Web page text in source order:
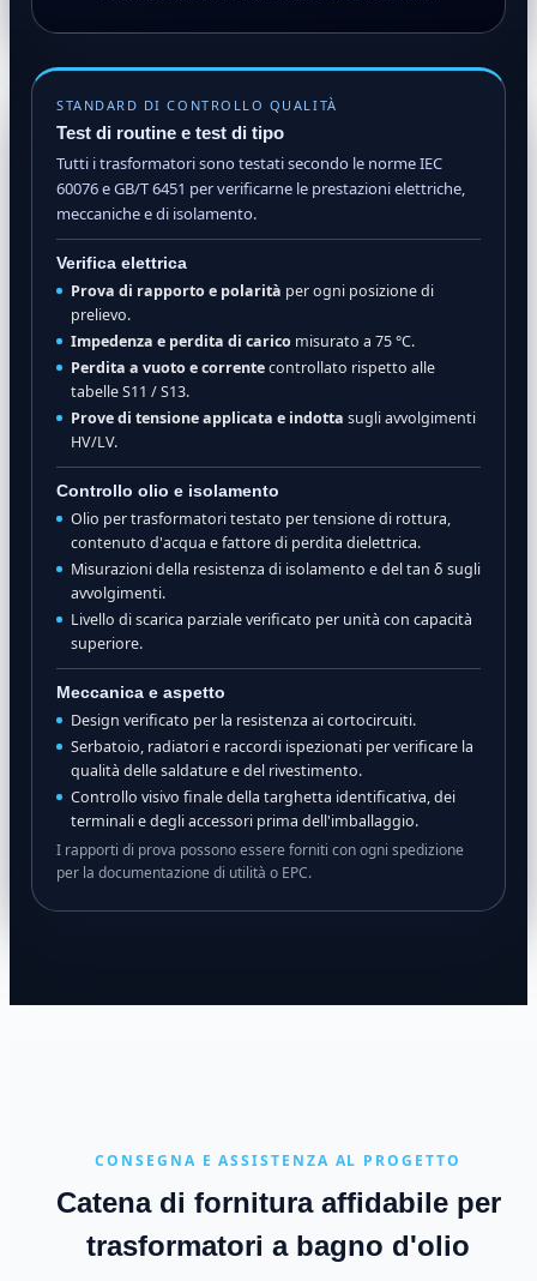
STANDARD DI CONTROLLO QUALITÀ
Test di routine e test di tipo
Tutti i trasformatori sono testati secondo le norme IEC
60076 e GB/T 6451 per verificarne le prestazioni elettriche,
meccaniche e di isolamento.
Verifica elettrica
Prova di rapporto e polarità per ogni posizione di
prelievo.
Impedenza e perdita di carico misurato a 75 °C.
Perdita a vuoto e correntecontrollato rispetto alle
tabelle S11 / S13.
Prove di tensione applicata e indotta sugli avvolgimenti
HV/LV.
Controllo olio e isolamento
Olio per trasformatori testato per tensione di rottura,
contenuto d'acqua e fattore di perdita dielettrica.
Misurazioni della resistenza di isolamento e del tan δ sugli
avvolgimenti.
Livello di scarica parziale verificato per unità con capacità
superiore.
Meccanica e aspetto
Design verificato per la resistenza ai cortocircuiti.
Serbatoio, radiatori e raccordi ispezionati per verificare la
qualità delle saldature e del rivestimento.
Controllo visivo finale della targhetta identificativa, dei
terminali e degli accessori prima dell'imballaggio.
I rapporti di prova possono essere forniti con ogni spedizione
per la documentazione di utilità o EPC.
CONSEGNA E ASSISTENZA AL PROGETTO
Catena di fornitura affidabile per
trasformatori a bagno d'olio